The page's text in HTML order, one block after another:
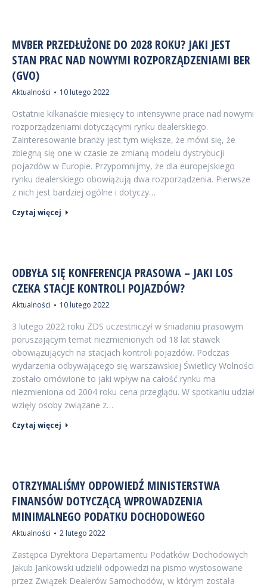
MVBER PRZEDŁUŻONE DO 2028 ROKU? JAKI JEST
STAN PRAC NAD NOWYMI ROZPORZĄDZENIAMI BER
(GVO)
Aktualności 10 lutego 2022
Ostatnie kilkanaście miesięcy to intensywne prace nad nowymi
rozporządzeniami dotyczącymi rynku dealerskiego.
Zainteresowanie branży jest tym większe, że mówi się, że
zbiegną się one w czasie ze zmianą modelu dystrybucji
pojazdów w Europie. Przypomnijmy, że dla europejskiego
rynku dealerskiego obowiązują dwa rozporządzenia. Pierwsze
z nich jest bardziej ogólne i dotyczy…
Czytaj więcej
ODBYŁA SIĘ KONFERENCJA PRASOWA – JAKI LOS
CZEKA STACJE KONTROLI POJAZDÓW?
Aktualności 10 lutego 2022
3 lutego 2022 roku ZDS uczestniczył w śniadaniu prasowym
poruszającym temat niezmienionych od 18 lat stawek
obowiązujących na stacjach kontroli pojazdów. Podczas
wydarzenia odbywającego się warszawskiej Świetlicy Wolności
zostało omówione to jaki wpływ na całość rynku ma
niezmieniona od 2004 roku cena przeglądu. W spotkaniu udział
wzięły osoby związane z…
Czytaj więcej
OTRZYMALIŚMY ODPOWIEDŹ MINISTERSTWA
FINANSÓW DOTYCZĄCĄ WPROWADZENIA
MINIMALNEGO PODATKU DOCHODOWEGO
Aktualności 2 lutego 2022
Zastępca Dyrektora Departamentu Podatków Dochodowych
Jakub Jankowski udzielił odpowiedzi na pismo wystosowane
przez Związek Dealerów Samochodów, w którym została